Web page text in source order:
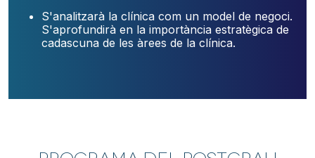
S'analitzarà la clínica com un model de negoci.
S'aprofundirà en la importància estratègica de
cadascuna de les àrees de la clínica.